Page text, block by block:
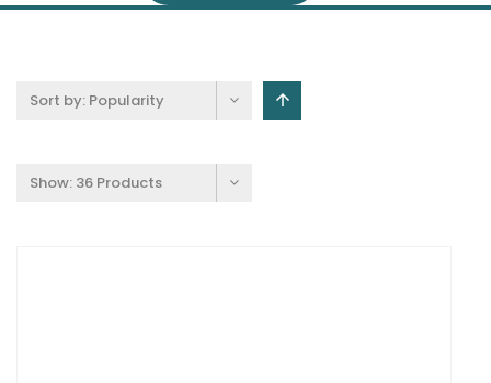
Sort by: Popularity
Show: 36 Products